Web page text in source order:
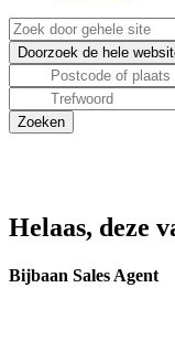
Helaas, deze
Bijbaan Sales Agent